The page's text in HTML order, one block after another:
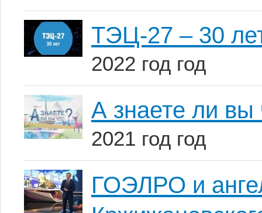
ТЭЦ-27 – 30
2022 год год
А знаете ли вы
2021 год год
ГОЭЛРО и